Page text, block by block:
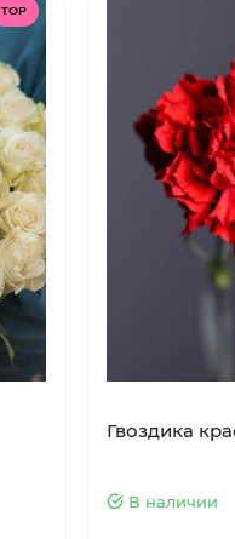
TOP
Гвоздика
В наличии